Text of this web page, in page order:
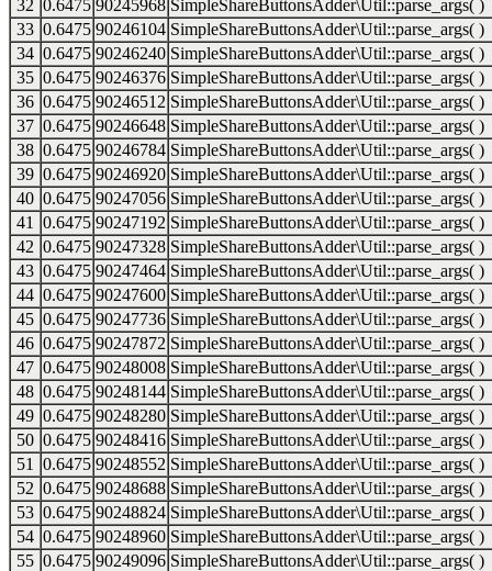
32 0.6475 90245968 SimpleShareButtonsAdder\Util::parse_args( )
33 0.6475 90246104 SimpleShareButtonsAdder\Util::parse_args( )
34 0.6475 90246240 SimpleShareButtonsAdder\Util::parse_args( )
35 0.6475 90246376 SimpleShareButtonsAdder\Util::parse_args( )
36 0.6475 90246512 SimpleShareButtonsAdder\Util::parse_args( )
37 0.6475 90246648 SimpleShareButtonsAdder\Util::parse_args( )
38 0.6475 90246784 SimpleShareButtonsAdder\Util::parse_args( )
39 0.6475 90246920 SimpleShareButtonsAdder\Util::parse_args( )
40 0.6475 90247056 SimpleShareButtonsAdder\Util::parse_args( )
41
0.6475 90247192 SimpleShareButtonsAdder\Util::parse_args( )
42 0.6475 90247328 SimpleShareButtonsAdder\Util::parse_args( )
43 0.6475 90247464 SimpleShareButtonsAdder\Util::parse_args( )
44 0.6475 90247600 SimpleShareButtonsAdder\Util::parse_args( )
45 0.6475 90247736 SimpleShareButtonsAdder\Util::parse_args( )
46 0.6475 90247872 SimpleShareButtonsAdder\Util::parse_args( )
47 0.6475 90248008 SimpleShareButtonsAdder\Util::parse_args( )
48 0.6475 90248144 SimpleShareButtonsAdder\Util::parse_args( )
49 0.6475 90248280 SimpleShareButtonsAdder\Util::parse_args( )
50 0.6475 90248416 SimpleShareButtonsAdder\Util::parse_args( )
51
0.6475 90248552 SimpleShareButtonsAdder\Util::parse_args( )
52 0.6475 90248688 SimpleShareButtonsAdder\Util::parse_args( )
53 0.6475 90248824 SimpleShareButtonsAdder\Util::parse_args( )
54 0.6475 90248960 SimpleShareButtonsAdder\Util::parse_args( )
55 0.6475 90249096 SimpleShareButtonsAdder\Util::parse_args( )